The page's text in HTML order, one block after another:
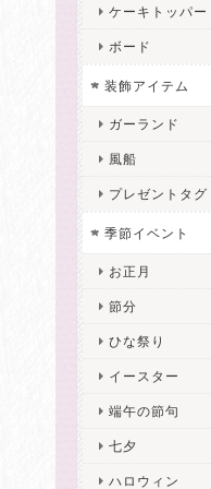
ケーキトッパー
ボード
装飾アイテム
ガーランド
風船
プレゼントタグ
季節イベント
お正月
節分
ひな祭り
イースター
端午の節句
七夕
ハロウィン